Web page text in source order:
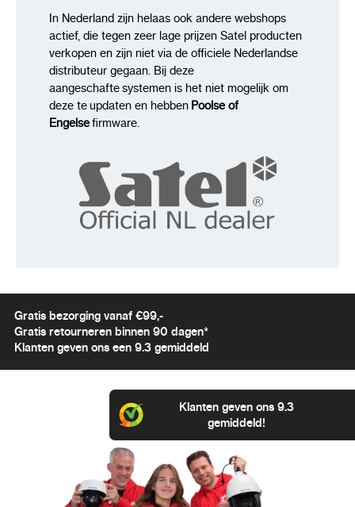
In Nederland zijn helaas ook andere webshops
actief, die tegen zeer lage prijzen Satel producten
verkopen en zijn niet via de officiele Nederlandse
distributeur gegaan. Bij deze
aangeschafte systemen is het niet mogelijk om
deze te updaten en hebben Poolse of
Engelsefirmware.
Gratis bezorging vanaf €99,-
Gratis retourneren binnen 90 dagen*
Klanten geven ons een 9.3 gemiddeld
Klanten geven ons 9.3
gemiddeld!